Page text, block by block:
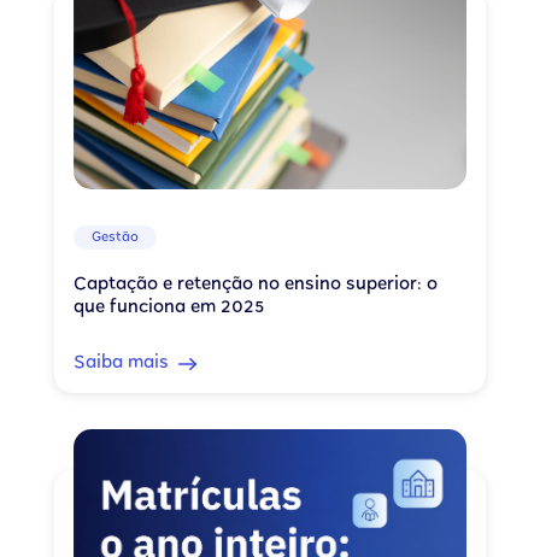
Gestão
Captação e retenção no ensino superior: o
que funciona em 2025
Saiba mais